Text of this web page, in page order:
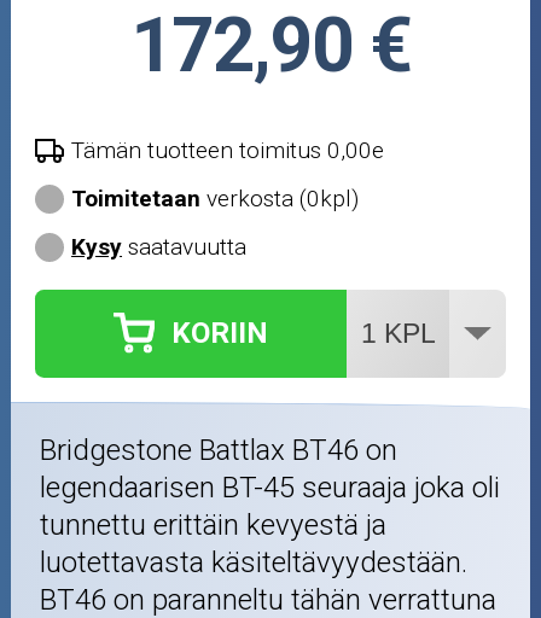
Outlet-tuotteet172,90 €
Tämän tuotteen toimitus 0,00e
Toimitetaan verkosta (0kpl)
Kysy saatavuutta
KORIIN
Bridgestone Battlax BT46 on
legendaarisen BT-45 seuraaja joka oli
tunnettu erittäin kevyestä ja
luotettavasta käsiteltävyydestään.
BT46 on paranneltu tähän verrattuna